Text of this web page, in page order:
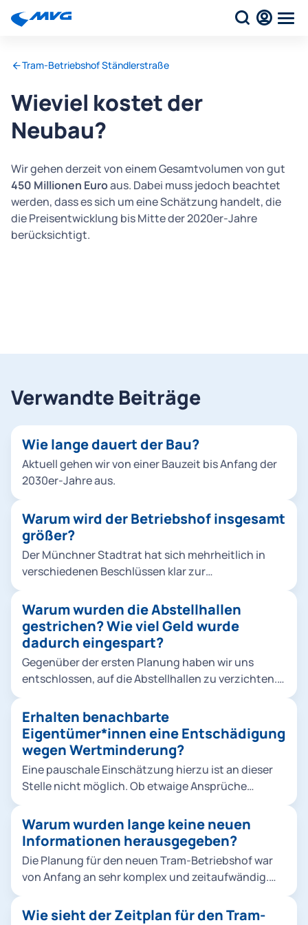
Tram-Betriebshof Ständlerstraße
Wieviel kostet der
Neubau?
Wir gehen derzeit von einem Gesamtvolumen von gut
450 Millionen Euroaus. Dabei muss jedoch beachtet
werden, dass es sich um eine Schätzung handelt, die
die Preisentwicklung bis Mitte der 2020er-Jahre
berücksichtigt.
Verwandte Beiträge
Wie lange dauert der Bau?
Aktuell gehen wir von einer Bauzeit bis Anfang der
2030er-Jahre aus.
Warum wird der Betriebshof insgesamt
größer?
Der Münchner Stadtrat hat sich mehrheitlich in
verschiedenen Beschlüssen klar zur
lebenswerter zu machen und zudem konkreten
Klimaschutzvorgaben gerecht zu werden. Die Tram
ist dabei ein zentraler Baustein für den ÖPNV-
Ausbau. Die politisch beschlossenen
Neubaustrecken erfordern mehr Fahrzeuge,
zuletzt wurden 2019 insgesamt 73 Fahrzeuge vom
nur durch einen weiteren Betriebshof möglich. Die
vorhandenen Flächen müssen dazu so effizient wie
möglich genutzt werden. Die Berücksichtigung der
Belange der Anwohnenden ist uns dabei sehr
wichtig.
Warum wurden die Abstellhallen
gestrichen? Wie viel Geld wurde
dadurch eingespart?
Gegenüber der ersten Planung haben wir uns
entschlossen, auf die Abstellhallen zu verzichten.
Druck auf die kommunalen Finanzen erhöht. Daher
wurde rund ein Drittel der vormals veranschlagten
Projektkosten eingespart. Der größte Posten
waren dabei die Abstellhallen. Keine Option wären
allerdings Einsparungen auf Kosten des
Schallschutzes.
Erhalten benachbarte
Eigentümer*innen eine Entschädigung
wegen Wertminderung?
Eine pauschale Einschätzung hierzu ist an dieser
Stelle nicht möglich. Ob etwaige Ansprüche
durch die Regierung von Oberbayern zeigen.
Warum wurden lange keine neuen
Informationen herausgegeben?
Die Planung für den neuen Tram-Betriebshof war
von Anfang an sehr komplex und zeitaufwändig.
Rahmenbedingungen neu begonnen werden. In
Wie sieht der Zeitplan für den Tram-